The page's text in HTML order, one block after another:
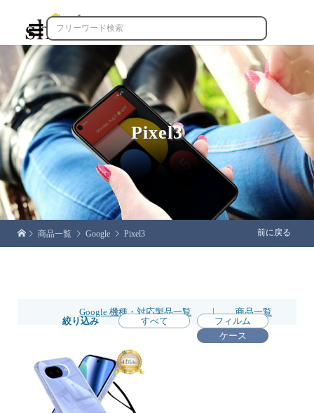

Pixel3
商品一覧 Google Pixel3 前に戻る
Google 機種・対応製品一覧 |
商品一覧
絞り込み
すべて
フィルム
ケース